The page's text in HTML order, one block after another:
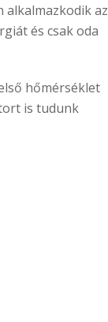
alkalmazkodik az
és csak oda
hőmérséklet
is tudunk